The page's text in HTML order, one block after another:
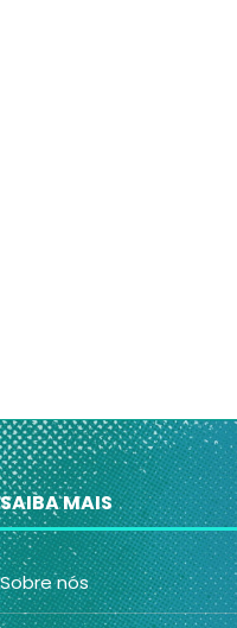
SAIBA MAIS
Sobre nós